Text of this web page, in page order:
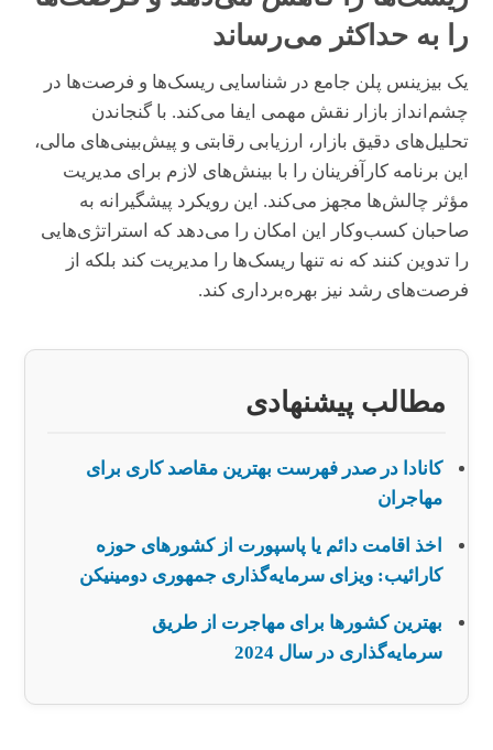
را به حداکثر می‌رساند
یک بیزینس پلن جامع در شناسایی ریسک‌ها و فرصت‌ها در
چشم‌انداز بازار نقش مهمی ایفا می‌کند. با گنجاندن
تحلیل‌های دقیق بازار، ارزیابی رقابتی و پیش‌بینی‌های مالی،
این برنامه کارآفرینان را با بینش‌های لازم برای مدیریت
مؤثر چالش‌ها مجهز می‌کند. این رویکرد پیشگیرانه به
صاحبان کسب‌وکار این امکان را می‌دهد که استراتژی‌هایی
را تدوین کنند که نه تنها ریسک‌ها را مدیریت کند بلکه از
فرصت‌های رشد نیز بهره‌برداری کند.
مطالب پیشنهادی
کانادا در صدر فهرست بهترین مقاصد کاری برای
مهاجران
اخذ اقامت دائم یا پاسپورت از کشورهای حوزه
کارائیب: ویزای سرمایه‌گذاری جمهوری دومینیکن
بهترین کشورها برای مهاجرت از طریق
سرمایه‌گذاری در سال 2024